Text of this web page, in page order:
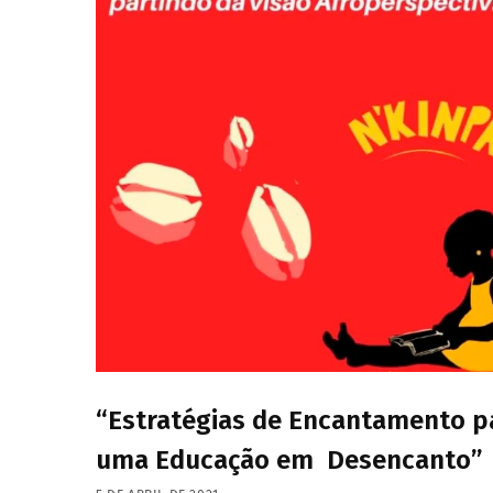
“Estratégias de Encantamento
uma Educação em Desencanto”